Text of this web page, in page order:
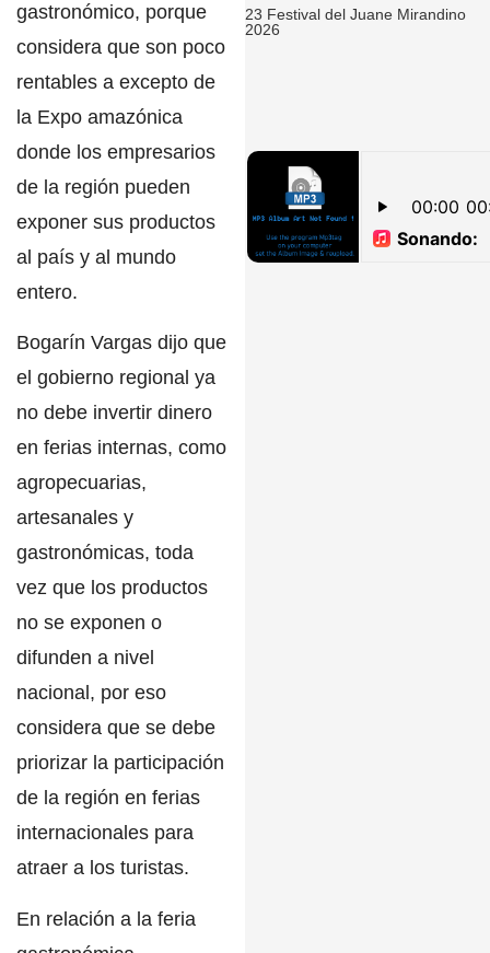
gastronómico, porque
considera que son poco
rentables a excepto de
la Expo amazónica
donde los empresarios
de la región pueden
exponer sus productos
al país y al mundo
entero.
Bogarín Vargas dijo que
el gobierno regional ya
no debe invertir dinero
en ferias internas, como
agropecuarias,
artesanales y
gastronómicas, toda
vez que los productos
no se exponen o
difunden a nivel
nacional, por eso
considera que se debe
priorizar la participación
de la región en ferias
internacionales para
atraer a los turistas.
En relación a la feria
23 Festival del Juane Mirandino
2026